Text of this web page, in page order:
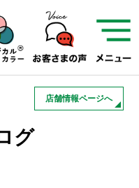
01 サトーメガネの遠近
検査・フィッティング
アフターサービス
店舗情報ページへ
グ